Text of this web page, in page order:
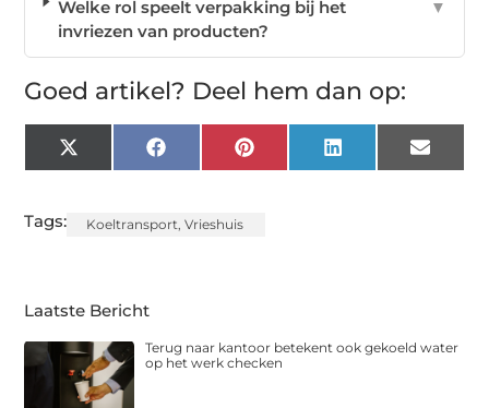
Welke rol speelt verpakking bij het
invriezen van producten?
▼
Goed artikel? Deel hem dan op:
X
(Twitter)
FacebookPinterest LinkedIn Email
Tags: Koeltransport,Vrieshuis
Laatste Bericht
Terug naar kantoor betekent ook gekoeld water
op het werk checken